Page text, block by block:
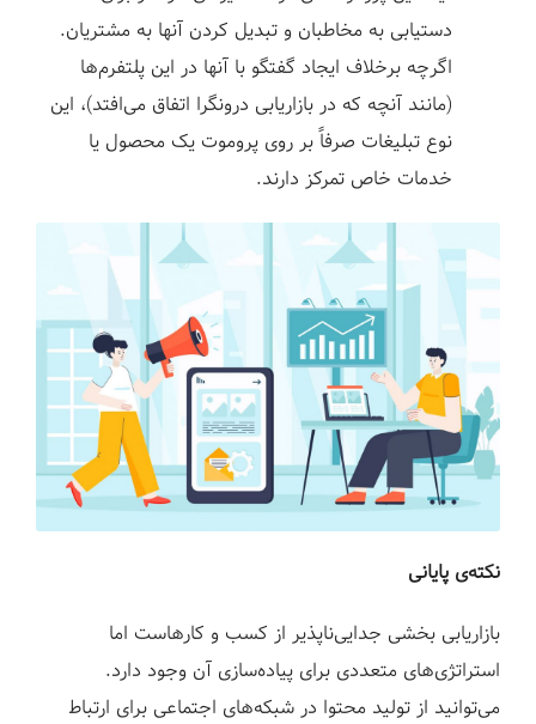
دستیابی به مخاطبان و تبدیل کردن آنها به مشتریان.
اگرچه برخلاف ایجاد گفتگو با آنها در این پلتفرم‌ها
(مانند آنچه که در بازاریابی درونگرا اتفاق می‌افتد)، این
نوع تبلیغات صرفاً بر روی پروموت یک محصول یا
خدمات خاص تمرکز دارند.
نکته‌ی پایانی
بازاریابی بخشی جدایی‌ناپذیر از کسب و کارهاست اما
استراتژی‌های متعددی برای پیاده‌سازی آن وجود دارد.
می‌توانید از تولید محتوا در شبکه‌های اجتماعی برای ارتباط